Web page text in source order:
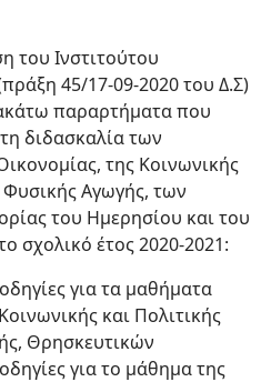
του Ινστιτούτου
45/17-09-2020 του Δ.Σ)
παραρτήματα που
διδασκαλία των
της Κοινωνικής
Φυσικής Αγωγής, των
του Ημερησίου και του
σχολικό έτος 2020-2021:
για τα μαθήματα
και Πολιτικής
Θρησκευτικών
για το μάθημα της